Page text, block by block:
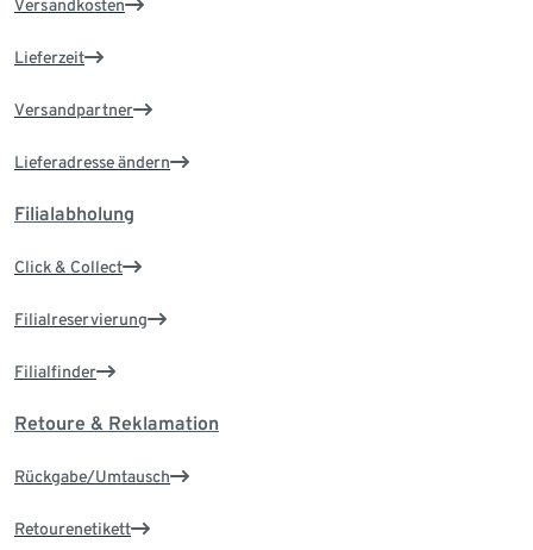
Versandkosten
Lieferzeit
Versandpartner
Lieferadresse ändern
Filialabholung
Click & Collect
Filialreservierung
Filialfinder
Retoure & Reklamation
Rückgabe/Umtausch
Retourenetikett